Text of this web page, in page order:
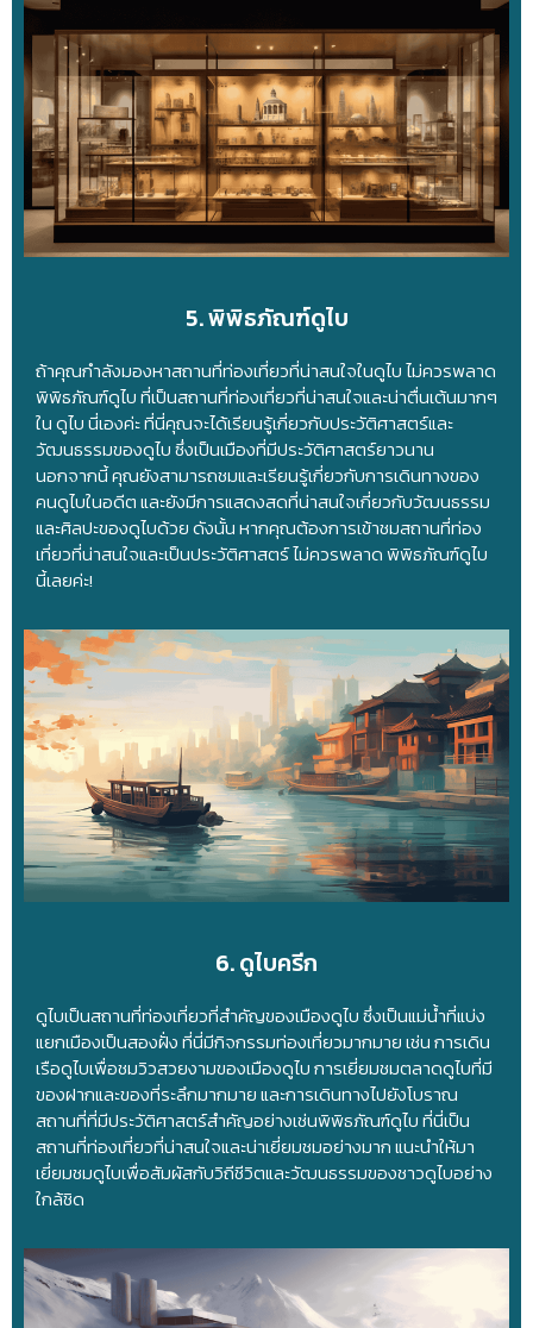
5. พิพิธภัณฑ์ดูไบ
ถ้าคุณกำลังมองหาสถานที่ท่องเที่ยวที่น่าสนใจในดูไบ ไม่ควรพลาด
พิพิธภัณฑ์ดูไบ ที่เป็นสถานที่ท่องเที่ยวที่น่าสนใจและน่าตื่นเต้นมากๆ
ใน ดูไบ นี่เองค่ะ ที่นี่คุณจะได้เรียนรู้เกี่ยวกับประวัติศาสตร์และ
วัฒนธรรมของดูไบ ซึ่งเป็นเมืองที่มีประวัติศาสตร์ยาวนาน
นอกจากนี้ คุณยังสามารถชมและเรียนรู้เกี่ยวกับการเดินทางของ
คนดูไบในอดีต และยังมีการแสดงสดที่น่าสนใจเกี่ยวกับวัฒนธรรม
และศิลปะของดูไบด้วย ดังนั้น หากคุณต้องการเข้าชมสถานที่ท่อง
เที่ยวที่น่าสนใจและเป็นประวัติศาสตร์ ไม่ควรพลาด พิพิธภัณฑ์ดูไบ
นี้เลยค่ะ!
6. ดูไบครีก
ดูไบเป็นสถานที่ท่องเที่ยวที่สำคัญของเมืองดูไบ ซึ่งเป็นแม่น้ำที่แบ่ง
แยกเมืองเป็นสองฝั่ง ที่นี่มีกิจกรรมท่องเที่ยวมากมาย เช่น การเดิน
เรือดูไบเพื่อชมวิวสวยงามของเมืองดูไบ การเยี่ยมชมตลาดดูไบที่มี
ของฝากและของที่ระลึกมากมาย และการเดินทางไปยังโบราณ
สถานที่ที่มีประวัติศาสตร์สำคัญอย่างเช่นพิพิธภัณฑ์ดูไบ ที่นี่เป็น
สถานที่ท่องเที่ยวที่น่าสนใจและน่าเยี่ยมชมอย่างมาก แนะนำให้มา
เยี่ยมชมดูไบเพื่อสัมผัสกับวิถีชีวิตและวัฒนธรรมของชาวดูไบอย่าง
ใกล้ชิด